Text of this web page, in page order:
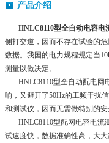
产品介绍
HNLC8110型全自动电容电
侧打交道，因而不存在试验的
数据。我国的电力规程规定当
测量以做决定。
HNLC8110型全自动配电网
响，又避开了50Hz的工频干扰
和测试仪，因而无需做特别的
HNLC8110型配网电容电流
试速度快，数据准确性高，大